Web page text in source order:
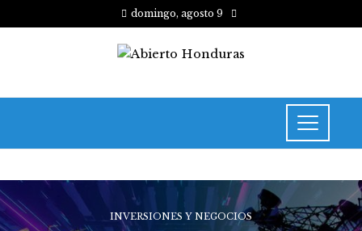
domingo, agosto 9
INVERSIONES Y NEGOCIOS